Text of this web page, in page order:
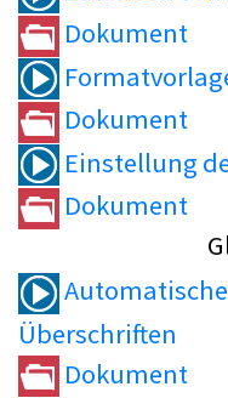
Dokument
Dokument
Einstellung
Dokument
Überschriften
Dokument